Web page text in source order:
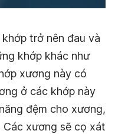
trở nên đau và
khớp khác như
xương này có
ở các khớp này
đệm cho xương,
Các xương sẽ cọ xát